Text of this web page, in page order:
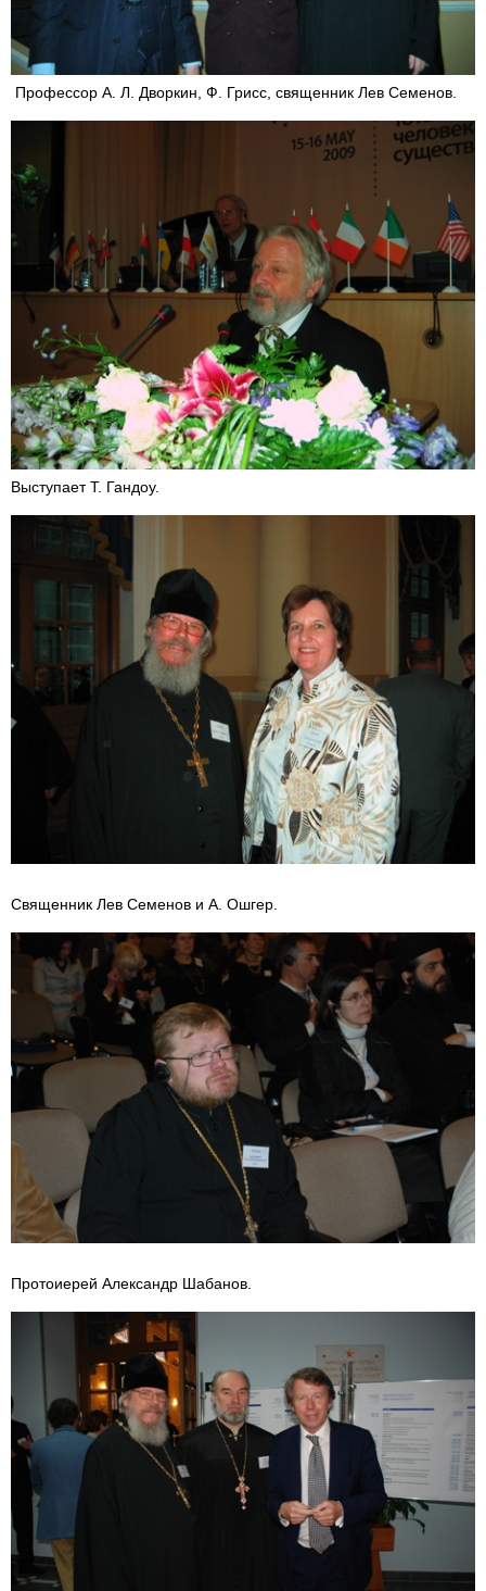
Профессор А. Л. Дворкин, Ф. Грисс, священник Лев Семенов.
Выступает Т. Гандоу.
Священник Лев Семенов и А. Ошгер.
Протоиерей Александр Шабанов.